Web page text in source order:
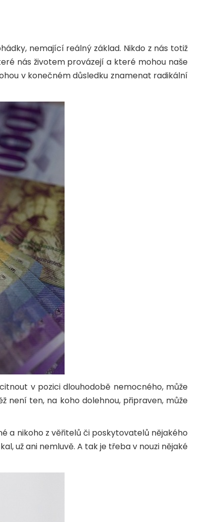
nemající reálný základ. Nikdo z nás totiž
nás životem provázejí a které mohou naše
v konečném důsledku znamenat radikální
v pozici dlouhodobě nemocného, může
není ten, na koho dolehnou, připraven, může
a nikoho z věřitelů či poskytovatelů nějakého
už ani nemluvě. A tak je třeba v nouzi nějaké